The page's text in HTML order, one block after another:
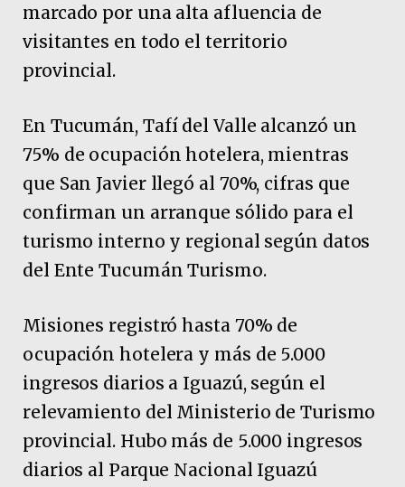
marcado por una alta afluencia de
visitantes en todo el territorio
provincial.
En Tucumán, Tafí del Valle alcanzó un
75% de ocupación hotelera, mientras
que San Javier llegó al 70%, cifras que
confirman un arranque sólido para el
turismo interno y regional según datos
del Ente Tucumán Turismo.
Misiones registró hasta 70% de
ocupación hotelera y más de 5.000
ingresos diarios a Iguazú, según el
relevamiento del Ministerio de Turismo
provincial. Hubo más de 5.000 ingresos
diarios al Parque Nacional Iguazú